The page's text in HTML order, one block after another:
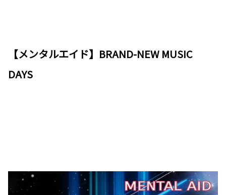
【メンタルエイド】BRAND-NEW MUSIC
DAYS